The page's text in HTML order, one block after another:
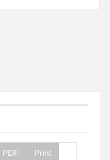
PDF Print